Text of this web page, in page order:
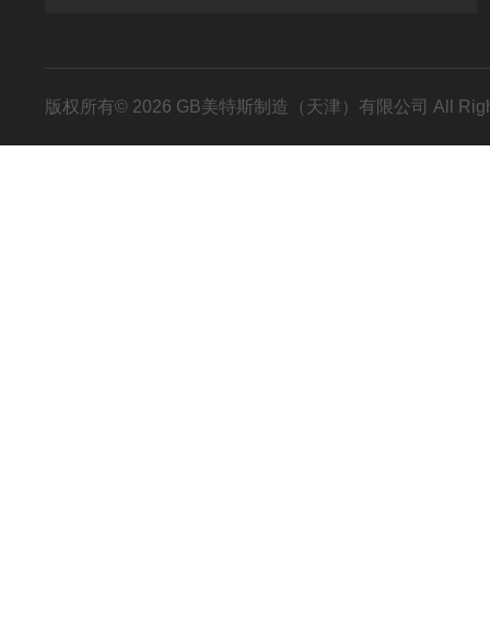
版权所有© 2026 GB美特斯制造（天津）有限公司 All